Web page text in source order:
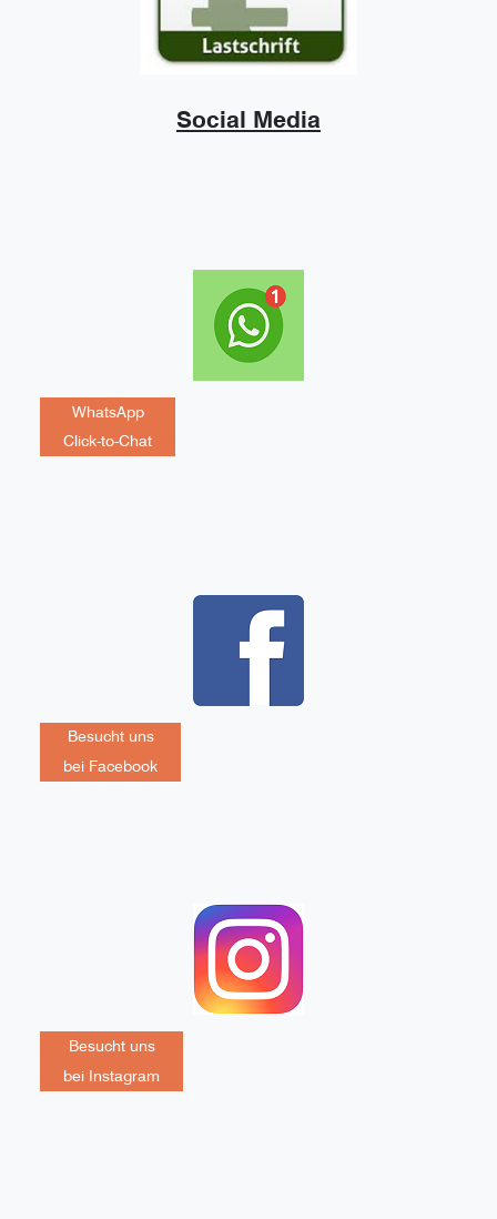
Social Media
WhatsApp
Click-to-Chat
Besucht uns
bei Facebook
Besucht uns
bei Instagram